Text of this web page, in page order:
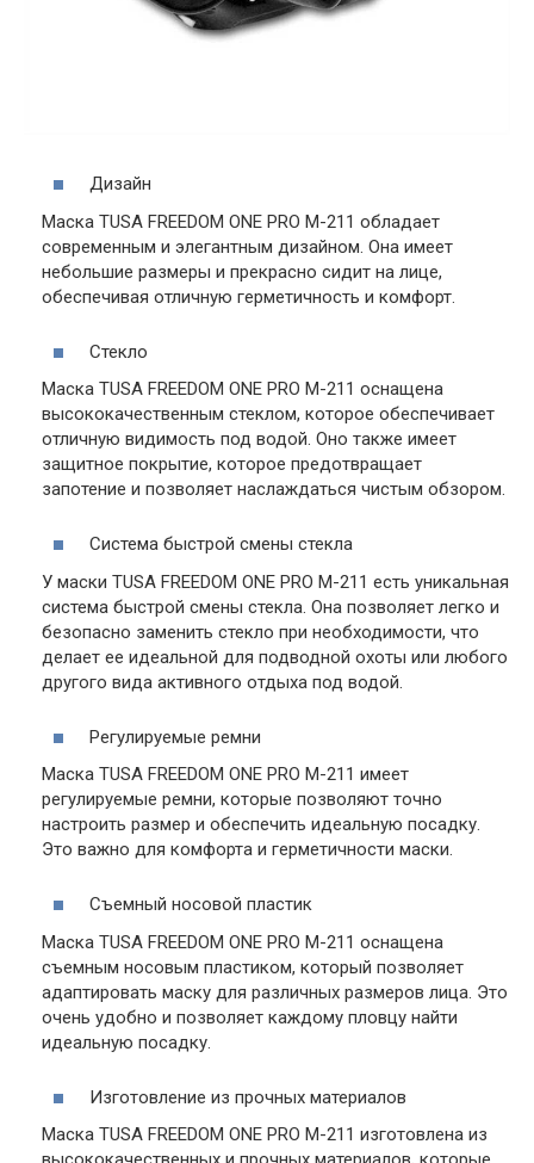
Дизайн
Маска TUSA FREEDOM ONE PRO M-211 обладает
современным и элегантным дизайном. Она имеет
небольшие размеры и прекрасно сидит на лице,
обеспечивая отличную герметичность и комфорт.
Стекло
Маска TUSA FREEDOM ONE PRO M-211 оснащена
высококачественным стеклом, которое обеспечивает
отличную видимость под водой. Оно также имеет
защитное покрытие, которое предотвращает
запотение и позволяет наслаждаться чистым обзором.
Система быстрой смены стекла
У маски TUSA FREEDOM ONE PRO M-211 есть уникальная
система быстрой смены стекла. Она позволяет легко и
безопасно заменить стекло при необходимости, что
делает ее идеальной для подводной охоты или любого
другого вида активного отдыха под водой.
Регулируемые ремни
Маска TUSA FREEDOM ONE PRO M-211 имеет
регулируемые ремни, которые позволяют точно
настроить размер и обеспечить идеальную посадку.
Это важно для комфорта и герметичности маски.
Съемный носовой пластик
Маска TUSA FREEDOM ONE PRO M-211 оснащена
съемным носовым пластиком, который позволяет
адаптировать маску для различных размеров лица. Это
очень удобно и позволяет каждому пловцу найти
идеальную посадку.
Изготовление из прочных материалов
Маска TUSA FREEDOM ONE PRO M-211 изготовлена из